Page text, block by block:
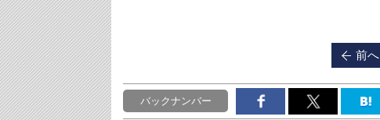
前へ
バックナンバー